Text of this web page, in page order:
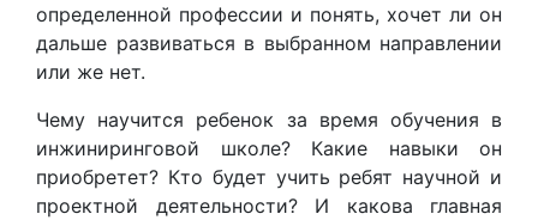
определенной профессии и понять, хочет ли он
дальше развиваться в выбранном направлении
или же нет.
Чему научится ребенок за время обучения в
инжиниринговой школе? Какие навыки он
приобретет? Кто будет учить ребят научной и
проектной деятельности? И какова главная